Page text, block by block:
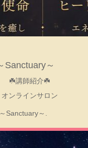
Sanctuary～
☘️講師紹介☘️
オンラインサロン
Sanctuary～.